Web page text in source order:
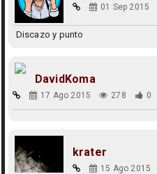
01 Sep 2015
Discazo y punto
DavidKoma
17 Ago 2015 278 0
krater
15 Ago 2015